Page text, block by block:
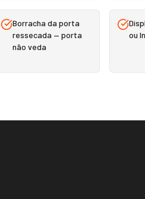
Borracha da porta
ressecada — porta
não veda
ou